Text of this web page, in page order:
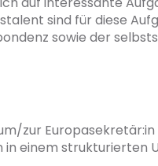
sind für diese
sowie der
zur
einem strukturierten